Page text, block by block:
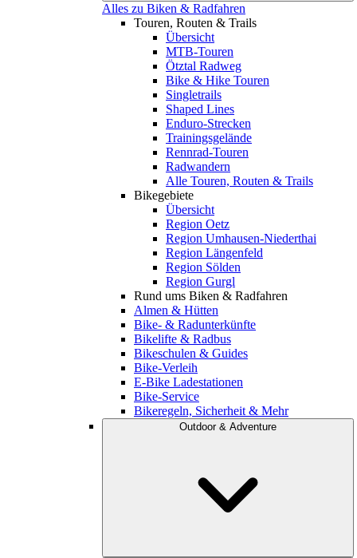
Alles zu Biken & Radfahren
Touren, Routen & Trails
Übersicht
MTB-Touren
Ötztal Radweg
Bike & Hike Touren
Singletrails
Shaped Lines
Enduro-Strecken
Trainingsgelände
Rennrad-Touren
Radwandern
Alle Touren, Routen & Trails
Bikegebiete
Übersicht
Region Oetz
Region Umhausen-Niederthai
Region Längenfeld
Region Sölden
Region Gurgl
Rund ums Biken & Radfahren
Almen & Hütten
Bike- & Radunterkünfte
Bikelifte & Radbus
Bikeschulen & Guides
Bike-Verleih
E-Bike Ladestationen
Bike-Service
Bikeregeln, Sicherheit & Mehr
Outdoor & Adventure